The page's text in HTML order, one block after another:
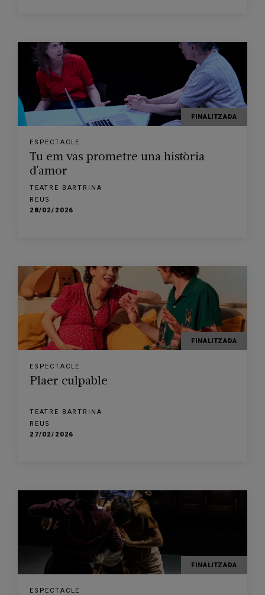
FINALITZADA
ESPECTACLE
Tu em vas prometre una història
d'amor
TEATRE BARTRINA
REUS
28/02/2026
FINALITZADA
ESPECTACLE
Plaer culpable
TEATRE BARTRINA
REUS
27/02/2026
FINALITZADA
ESPECTACLE